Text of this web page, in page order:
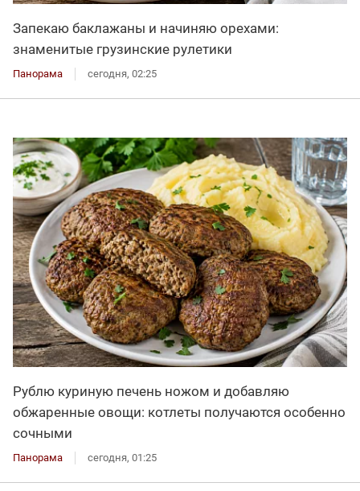
Запекаю баклажаны и начиняю орехами:
знаменитые грузинские рулетики
Панорама сегодня, 02:25
Рублю куриную печень ножом и добавляю
обжаренные овощи: котлеты получаются особенно
сочными
Панорама сегодня, 01:25